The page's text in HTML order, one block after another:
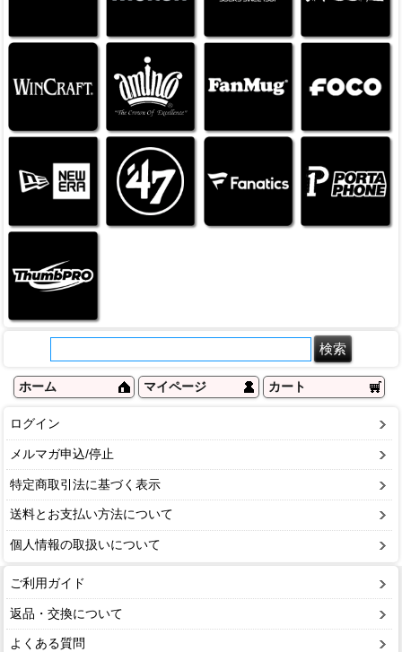
ホーム マイページ カート
ログイン
メルマガ申込/停止
特定商取引法に基づく表示
送料とお支払い方法について
個人情報の取扱いについて
ご利用ガイド
返品・交換について
よくある質問